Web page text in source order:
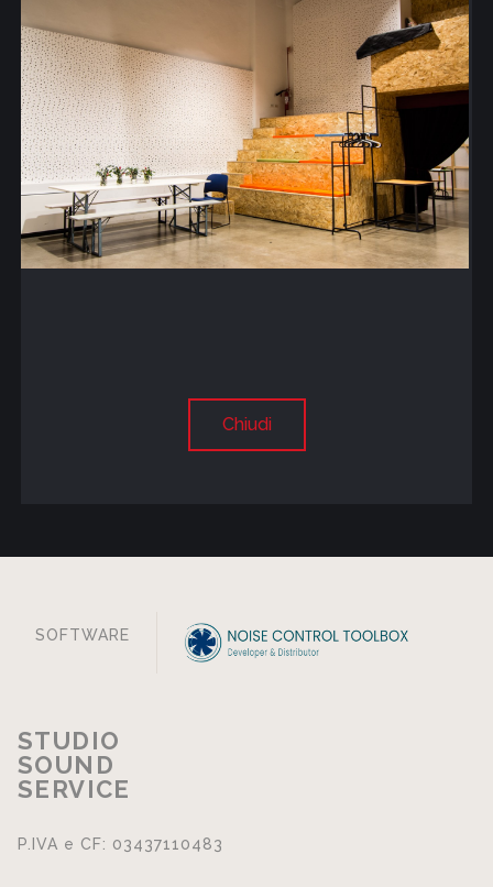
Chiudi
SOFTWARE
STUDIO
SOUND
SERVICE
P.IVA e CF: 03437110483